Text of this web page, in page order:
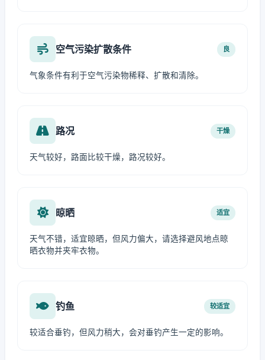
空气污染扩散条件 良
气象条件有利于空气污染物稀释、扩散和清除。
路况 干燥
天气较好，路面比较干燥，路况较好。
晾晒 适宜
天气不错，适宜晾晒，但风力偏大，请选择避风地点晾
晒衣物并夹牢衣物。
钓鱼 较适宜
较适合垂钓，但风力稍大，会对垂钓产生一定的影响。